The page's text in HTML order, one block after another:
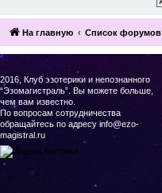
На главную Список форумов
2016, Клуб эзотерики и непознанного
“Эзомагистраль”. Вы можете больше,
чем вам известно.
По вопросам сотрудничества
обращайтесь по адресу info@ezo-
magistral.ru